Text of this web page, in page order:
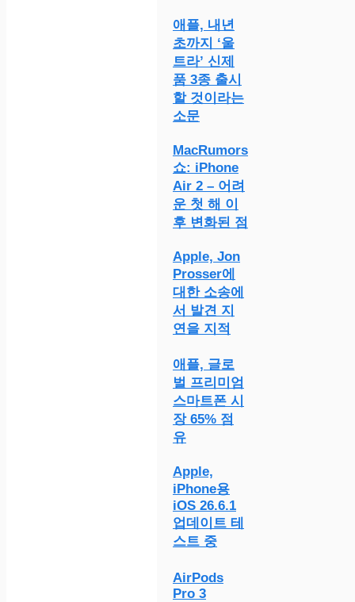
애플, 내년
초까지 ‘울
트라’ 신제
품 3종 출시
할 것이라는
소문
MacRumors
쇼: iPhone
Air 2 – 어려
운 첫 해 이
후 변화된 점
Apple, Jon
Prosser에
대한 소송에
서 발견 지
연을 지적
애플, 글로
벌 프리미엄
스마트폰 시
장 65% 점
유
Apple,
iPhone용
iOS 26.6.1
업데이트 테
스트 중
AirPods
Pro 3